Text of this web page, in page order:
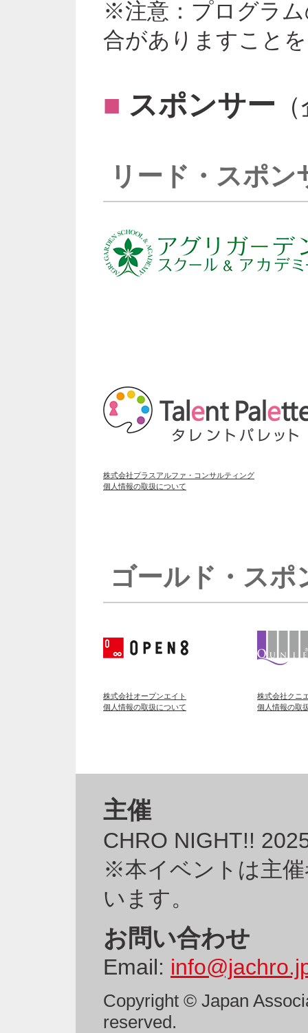
※注意：プログラ
合がありますこと
■ スポンサー
リード・スポン
株式会社プラスアルファ・コンサルティング
個人情報の取扱について
ゴールド・スポ
株式会社オープンエイト
個人情報の取扱について
株式会社クニ
個人情報の取
主催
CHRO NIGHT!!
※本イベントは主催
います。
お問い合わせ
Email:
Copyright © Japan
reserved.